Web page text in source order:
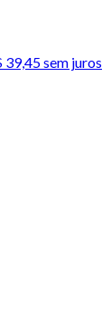
39,45 sem juros